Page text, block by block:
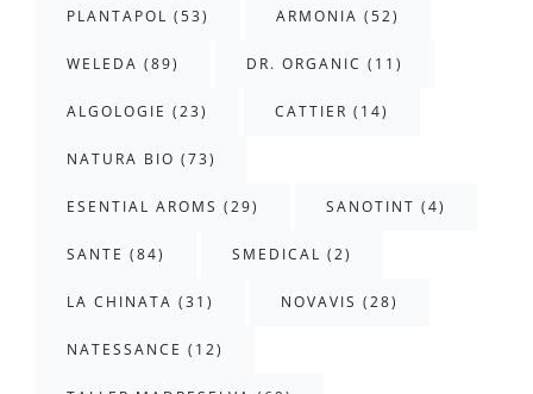
PLANTAPOL (53) ARMONIA (52)
WELEDA (89) DR. ORGANIC (11)
ALGOLOGIE (23) CATTIER (14)
NATURA BIO (73)
ESENTIAL AROMS (29) SANOTINT (4)
SANTE (84) SMEDICAL (2)
LA CHINATA (31) NOVAVIS (28)
NATESSANCE (12)